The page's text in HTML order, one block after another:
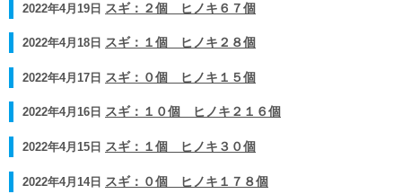
2022年4月19日 スギ：２個 ヒノキ６７個
2022年4月18日 スギ：１個 ヒノキ２８個
2022年4月17日 スギ：０個 ヒノキ１５個
2022年4月16日 スギ：１０個 ヒノキ２１６個
2022年4月15日 スギ：１個 ヒノキ３０個
2022年4月14日 スギ：０個 ヒノキ１７８個